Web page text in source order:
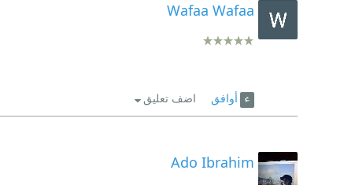
Wafaa Wafaa
أوافق اضف تعليق
Ado Ibrahim